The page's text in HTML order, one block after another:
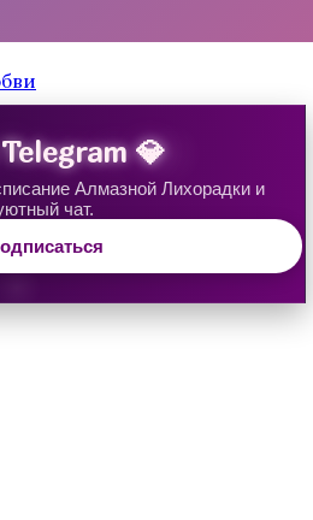
💎
Алмазной Лихорадки и
чат.